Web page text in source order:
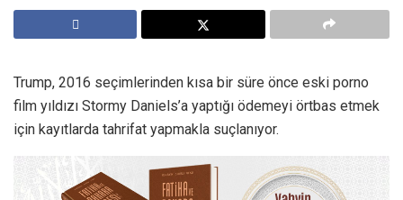
Trump, 2016 seçimlerinden kısa bir süre önce eski porno
film yıldızı Stormy Daniels’a yaptığı ödemeyi örtbas etmek
için kayıtlarda tahrifat yapmakla suçlanıyor.